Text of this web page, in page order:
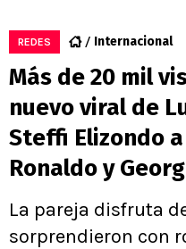
REDES Internacional
Más de 20 mil
nuevo viral de
Steffi Elizondo
Ronaldo y
La pareja disfruta
sorprendieron con